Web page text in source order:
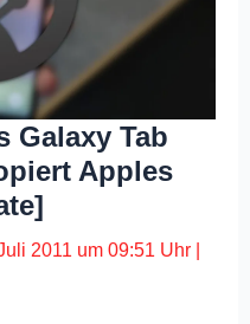
Galaxy Tab
Apples
2011 um 09:51 Uhr